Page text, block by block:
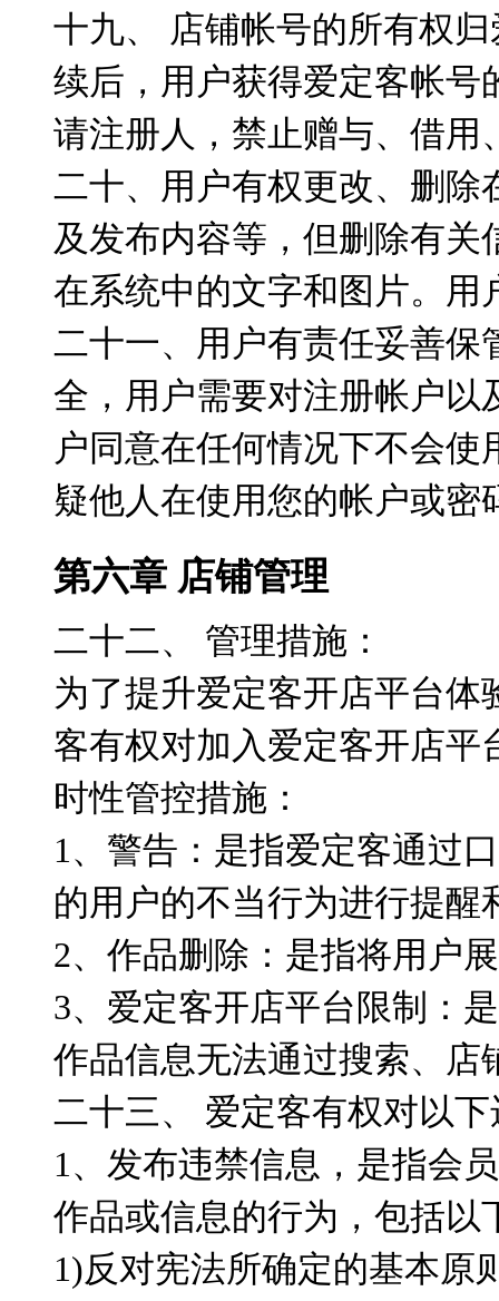
十九、 店铺帐号的所有权
续后，用户获得爱定客帐号
请注册人，禁止赠与、借用
二十、用户有权更改、删除
及发布内容等，但删除有
在系统中的文字和图片。用
二十一、用户有责任妥善保
全，用户需要对注册帐户以
户同意在任何情况下不会
疑他人在使用您的帐户或
第六章 店铺管理
二十二、 管理措施：
为了提升爱定客开店平台
客有权对加入爱定客开店
时性管控措施：
1、警告：是指爱定客通过
的用户的不当行为进行提醒
2、作品删除：是指将用户
3、爱定客开店平台限制：
作品信息无法通过搜索、店
二十三、 爱定客有权对以
1、发布违禁信息，是指会
作品或信息的行为，包括以
1)反对宪法所确定的基本原